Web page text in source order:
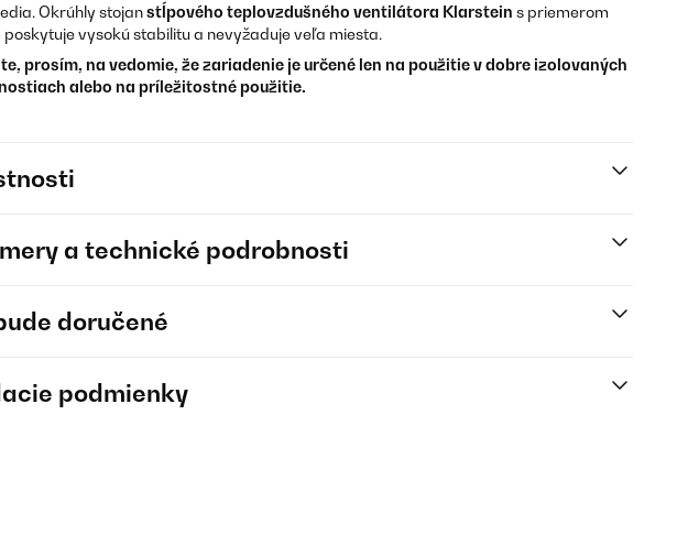
Okrúhly stojanstĺpového teplovzdušného ventilátora Klarstein s priemerom
poskytuje vysokú stabilitu a nevyžaduje veľa miesta.
prosím, na vedomie, že zariadenie je určené len na použitie v dobre izolovaných
alebo na príležitostné použitie.
a technické podrobnosti
doručené
podmienky